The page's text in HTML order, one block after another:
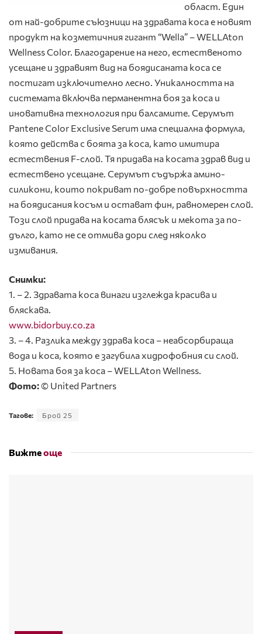
област. Един
от най-добрите съюзници на здравата коса е новият
продукт на козметичния гигант “Wella” – WELLAton
Wellness Color. Благодарение на него, естественото
усещане и здравият вид на боядисаната коса се
постигат изключително лесно. Уникалността на
системата включва перманентна боя за коса и
иновативна технология при балсамите. Серумът
Pantene Color Exclusive Serum има специална формула,
която действа с боята за коса, като имитира
естествения F-слой. Тя придава на косата здрав вид и
естествено усещане. Серумът съдържа амино-
силикони, които покриват по-добре повърхността
на боядисания косъм и остават фин, равномерен слой.
Този слой придава на косата блясък и мекота за по-
дълго, като не се отмива дори след няколко
измивания.
Снимки:
1. – 2. Здравата коса винаги изглежда красива и
бляскава.
www.bidorbuy.co.za
3. – 4. Разлика между здрава коса – неабсорбираща
вода и коса, която е загубила хидрофобния си слой.
5. Новата боя за коса – WELLAton Wellness.
Фото:© United Partners
Тагове: Брой 25
Вижтеоще